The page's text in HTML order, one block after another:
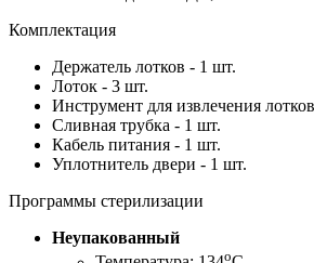
Комплектация
Держатель лотков - 1 шт.
Лоток - 3 шт.
Инструмент для извлечения
Сливная трубка - 1 шт.
Кабель питания - 1 шт.
Уплотнитель двери - 1 шт.
Программы стерилизации
Неупакованный
o